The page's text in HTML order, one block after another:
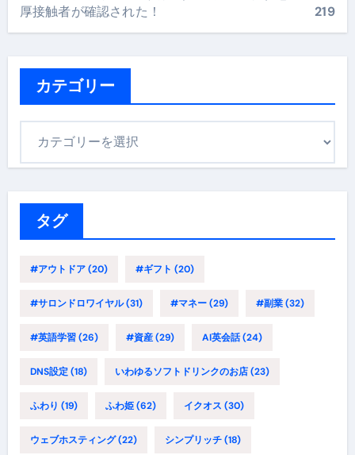
厚接触者が確認された！
219
カテゴリー
タグ
#アウトドア(20) #ギフト (20)
#サロンドロワイヤル(31) #マネー(29) #副業(32)
#英語学習(26) #資産(29) AI英会話(24)
DNS設定(18) いわゆるソフトドリンクのお店(23)
ふわり (19) ふわ姫(62) イクオス (30)
ウェブホスティング(22) シンプリッチ(18)